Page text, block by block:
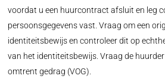
voordat u een huurcontract afsluit en leg
persoonsgegevens vast. Vraag om een
identiteitsbewijs en controleer dit op
van het identiteitsbewijs. Vraag de
omtrent gedrag (VOG).